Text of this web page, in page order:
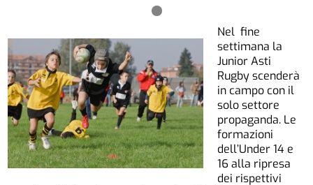
Nel fine
settimana la
Junior Asti
Rugby scenderà
in campo con il
solo settore
propaganda. Le
formazioni
dell’Under 14 e
16 alla ripresa
dei rispettivi